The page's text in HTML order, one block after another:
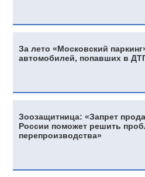
За лето «Московский
автомобилей, попавших в
Зоозащитница: «Запрет
России поможет решить
перепроизводства»